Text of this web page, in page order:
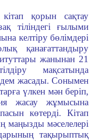
қорын сақтау
тіліндегі ғылыми
келтіру бөлімдері
қанағаттандыру
жанынан 21
мақсатында
жасады. Сонымен
үлкен мән беріп,
жасау жұмысына
көтерді. Кітап
маңызды мәселелері
тақырыптық